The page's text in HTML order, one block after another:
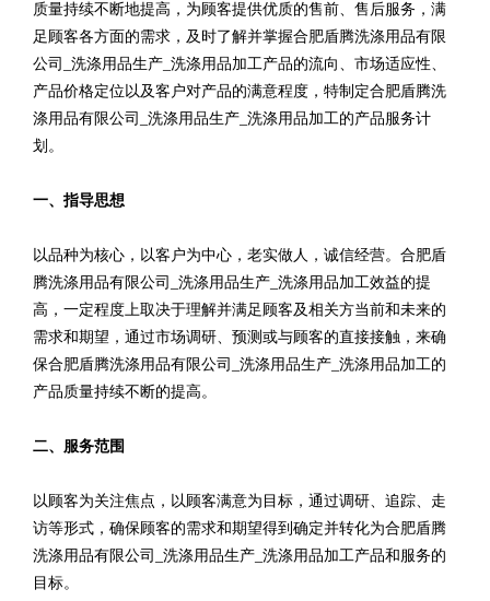
质量持续不断地提高，为顾客提供优质的售前、售后服务，满
足顾客各方面的需求，及时了解并掌握合肥盾腾洗涤用品有限
公司_洗涤用品生产_洗涤用品加工产品的流向、市场适应性、
产品价格定位以及客户对产品的满意程度，特制定合肥盾腾洗
涤用品有限公司_洗涤用品生产_洗涤用品加工的产品服务计
划。
一、指导思想
以品种为核心，以客户为中心，老实做人，诚信经营。合肥盾
腾洗涤用品有限公司_洗涤用品生产_洗涤用品加工效益的提
高，一定程度上取决于理解并满足顾客及相关方当前和未来的
需求和期望，通过市场调研、预测或与顾客的直接接触，来确
保合肥盾腾洗涤用品有限公司_洗涤用品生产_洗涤用品加工的
产品质量持续不断的提高。
二、服务范围
以顾客为关注焦点，以顾客满意为目标，通过调研、追踪、走
访等形式，确保顾客的需求和期望得到确定并转化为合肥盾腾
洗涤用品有限公司_洗涤用品生产_洗涤用品加工产品和服务的
目标。